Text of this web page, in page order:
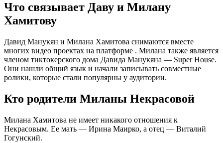
Что связывает Даву и Милану
Хамитову
Давид Манукян и Милана Хамитова снимаются вместе
многих видео проектах на платформе . Милана также является
членом тиктокерского дома Давида Манукяна — Super House.
Они нашли общий язык и начали записывать совместные
ролики, которые стали популярны у аудитории.
Кто родители Миланы Некрасовой
Милана Хамитова не имеет никакого отношения к
Некрасовым. Ее мать — Ирина Маирко, а отец — Виталий
Гогунский.